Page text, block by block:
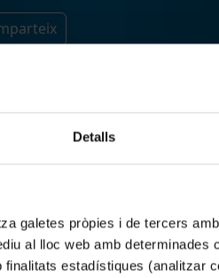
Detalls
galetes pròpies i de tercers
al lloc web amb determinades
estadístiques (analitzar